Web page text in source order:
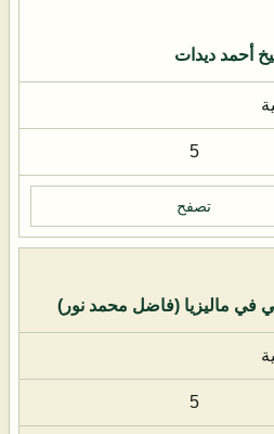
أحمد ديدات
5
تصفح
في ماليزيا (فاضل محمد نور)
5